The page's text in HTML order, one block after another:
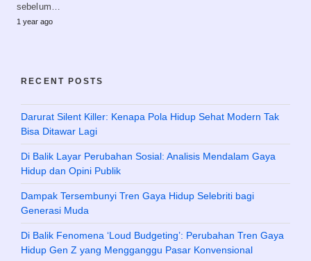
sebelum…
1 year ago
RECENT POSTS
Darurat Silent Killer: Kenapa Pola Hidup Sehat Modern Tak
Bisa Ditawar Lagi
Di Balik Layar Perubahan Sosial: Analisis Mendalam Gaya
Hidup dan Opini Publik
Dampak Tersembunyi Tren Gaya Hidup Selebriti bagi
Generasi Muda
Di Balik Fenomena ‘Loud Budgeting’: Perubahan Tren Gaya
Hidup Gen Z yang Mengganggu Pasar Konvensional